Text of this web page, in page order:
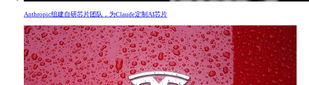
Anthropic组建自研芯片团队，为Claude定制AI芯片